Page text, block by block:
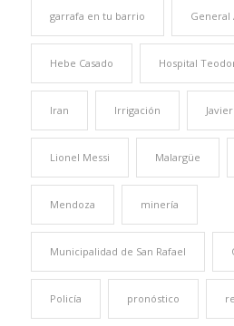
garrafa en tu barrio General
Hebe Casado Hospital
Iran Irrigación
Lionel Messi Malargüe
Mendoza minería
Municipalidad de San Rafael
Policía pronóstico